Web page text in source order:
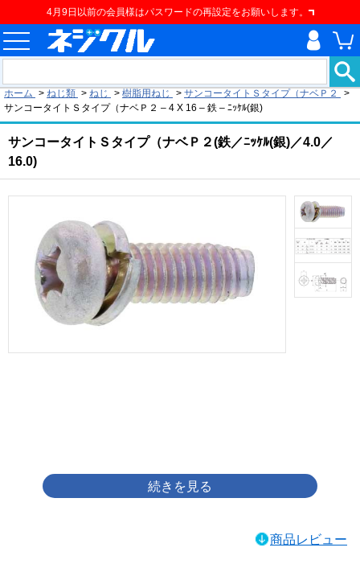
4月9日以前の会員様はパスワードの再設定をお願いします。
ホーム > ねじ類 > ねじ > 樹脂用ねじ > サンコータイトＳタイプ（ナベＰ２
>
サンコータイトＳタイプ（ナベＰ２ – 4 X 16 – 鉄 – ﾆｯｹﾙ(銀)
サンコータイトＳタイプ（ナベＰ２(鉄／ﾆｯｹﾙ(銀)／4.0／
16.0)
商品レビュー